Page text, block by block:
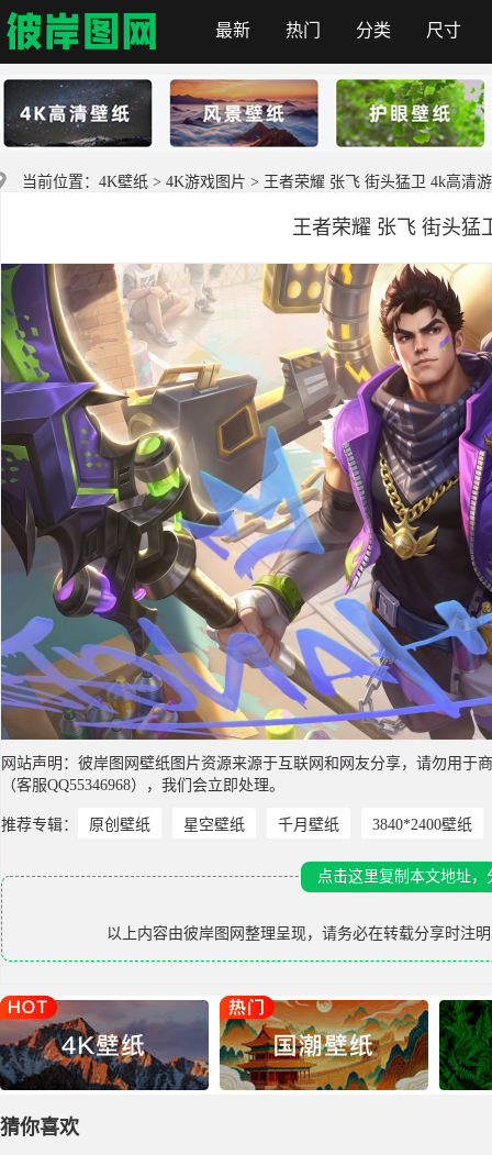
彼岸图网
最新 热门 分类 尺寸
当前位置： 4K壁纸 > 4K游戏图片 > 王者荣耀 张飞 街头猛卫 4k高清
王者荣耀 张飞 街头猛
网站声明：彼岸图网壁纸图片资源来源于互联网和网友分享，请勿用
（客服QQ55346968），我们会立即处理。
推荐专辑： 原创壁纸 星空壁纸 千月壁纸 3840*2400壁纸
点击这里复制本文地址
以上内容由彼岸图网 整理呈现，请务必在转载分享时注
猜你喜欢